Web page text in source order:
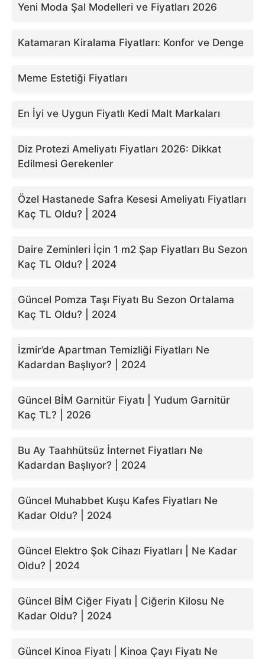
Yeni Moda Şal Modelleri ve Fiyatları 2026
Katamaran Kiralama Fiyatları: Konfor ve Denge
Meme Estetiği Fiyatları
En İyi ve Uygun Fiyatlı Kedi Malt Markaları
Diz Protezi Ameliyatı Fiyatları 2026: Dikkat
Edilmesi Gerekenler
Özel Hastanede Safra Kesesi Ameliyatı Fiyatları
Kaç TL Oldu? | 2024
Daire Zeminleri İçin 1 m2 Şap Fiyatları Bu Sezon
Kaç TL Oldu? | 2024
Güncel Pomza Taşı Fiyatı Bu Sezon Ortalama
Kaç TL Oldu? | 2024
İzmir’de Apartman Temizliği Fiyatları Ne
Kadardan Başlıyor? | 2024
Güncel BİM Garnitür Fiyatı | Yudum Garnitür
Kaç TL? | 2026
Bu Ay Taahhütsüz İnternet Fiyatları Ne
Kadardan Başlıyor? | 2024
Güncel Muhabbet Kuşu Kafes Fiyatları Ne
Kadar Oldu? | 2024
Güncel Elektro Şok Cihazı Fiyatları | Ne Kadar
Oldu? | 2024
Güncel BİM Ciğer Fiyatı | Ciğerin Kilosu Ne
Kadar Oldu? | 2024
Güncel Kinoa Fiyatı | Kinoa Çayı Fiyatı Ne